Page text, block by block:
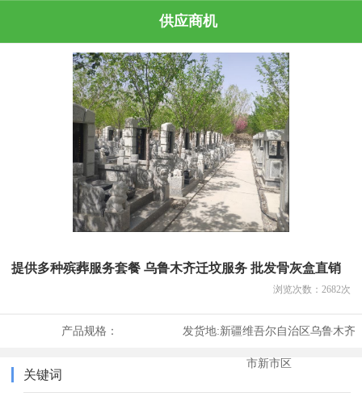
供应商机
提供多种殡葬服务套餐 乌鲁木齐迁坟服务 批发骨灰盒直销
浏览次数： 2682次
产品规格： 发货地:新疆维吾尔自治区乌鲁木齐
市新市区
关键词